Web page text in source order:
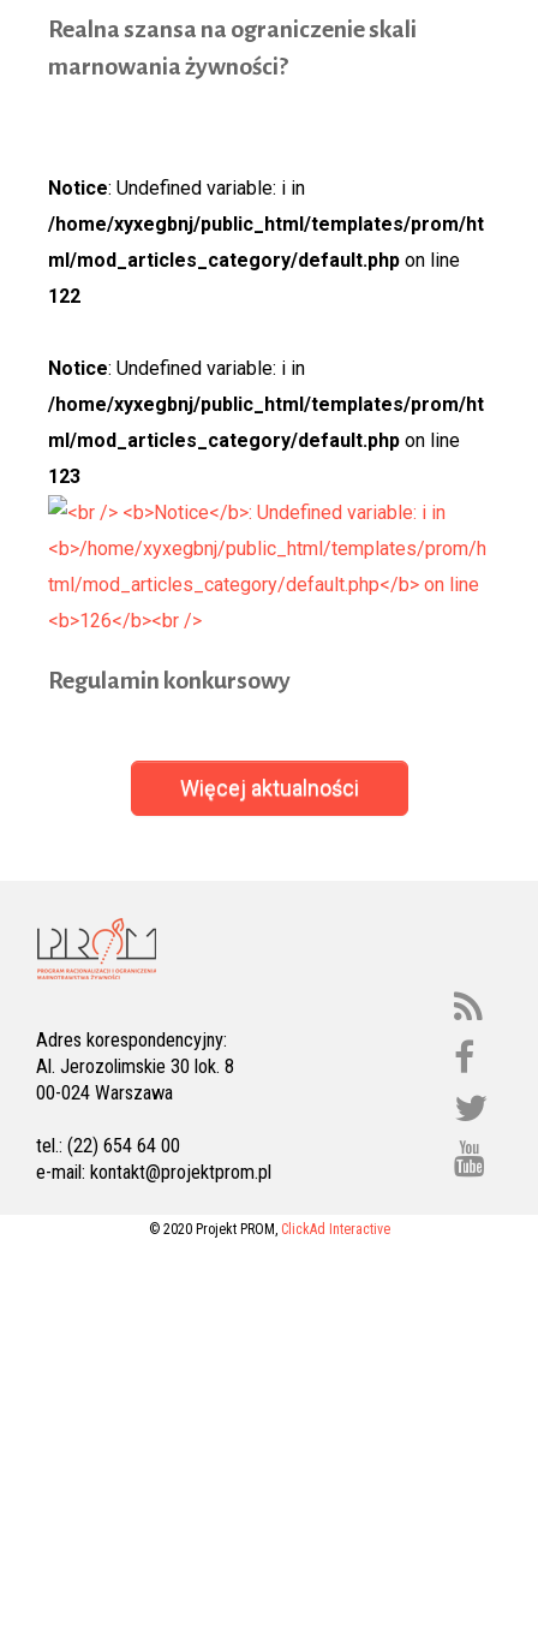
Realnaszansa na ograniczenie skali
marnowania żywności?
Notice: Undefined variable: i in
/home/xyxegbnj/public_html/templates/prom/ht
ml/mod_articles_category/default.php on line
122
Notice: Undefined variable: i in
/home/xyxegbnj/public_html/templates/prom/ht
ml/mod_articles_category/default.php on line
123
Regulamin konkursowy
Więcej aktualności
Adres korespondencyjny:
Al. Jerozolimskie 30 lok. 8
00-024 Warszawa
tel.: (22) 654 64 00
e-mail: kontakt@projektprom.pl
© 2020 Projekt PROM, ClickAd Interactive